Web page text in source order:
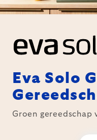
Eva Solo
Groen gereedschap